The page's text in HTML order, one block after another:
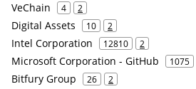
VeChain 4 2
Digital Assets 10 2
Intel Corporation 12810 2
Microsoft Corporation - GitHub 1075
Bitfury Group 26 2